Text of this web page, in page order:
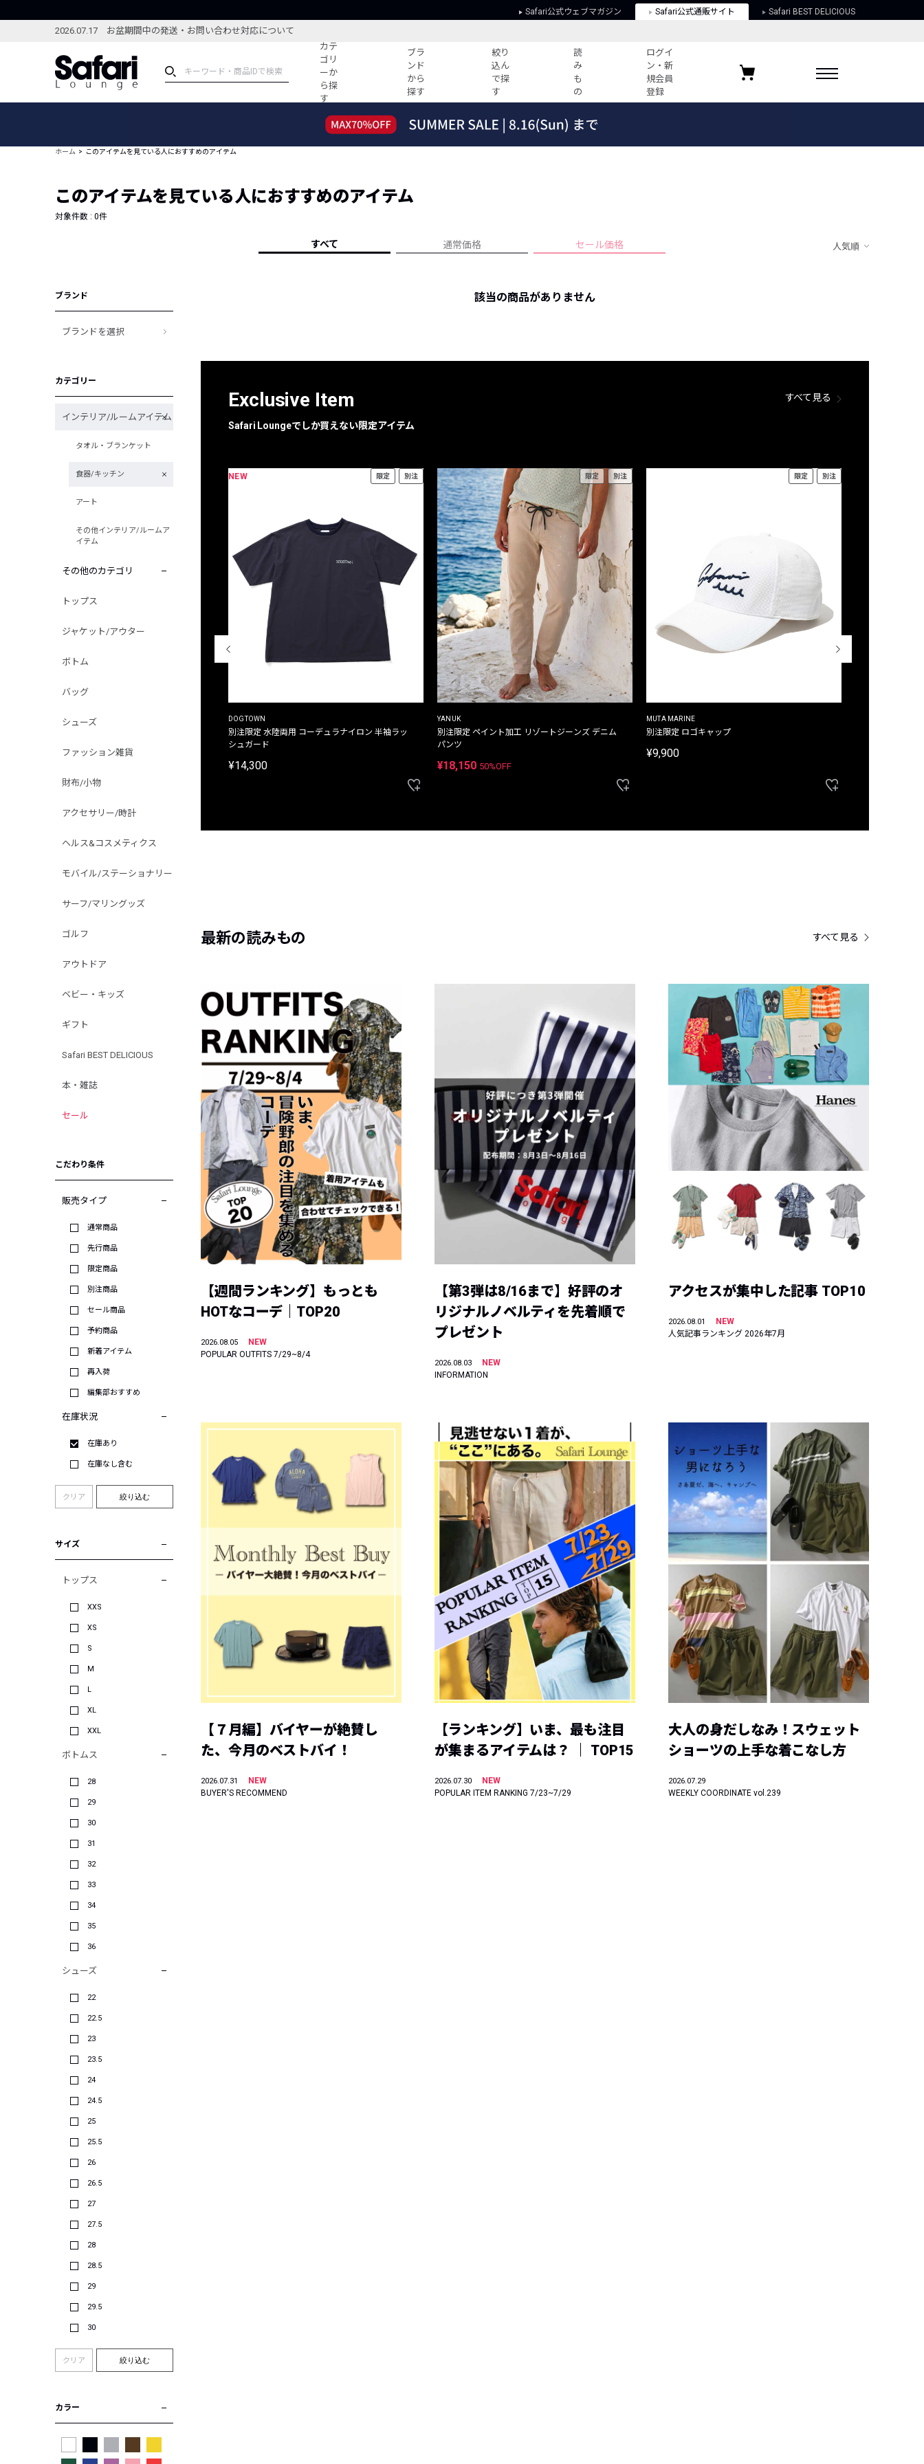
Safari公式ウェブマガジン Safari公式通販サイト Safari BEST DELICIOUS
2026.07.17 お盆期間中の発送・お問い合わせ対応について
カテ
ゴリ
ーか
ら探
す
ブラ
ンド
から
探す
絞り
込ん
で探
す
読
み
も
の
ログイ
ン・新
規会員
登録
ブランドから探す
新着アイテム
編集部のおすすめアイテム
特集記事
コーディネート
すべての記事
ーデ紹介
人気記事ランキング
フォーカスブランド
プライバシーポリシー
お気に入りブランド
ホーム このアイテムを見ている人におすすめのアイテム
このアイテムを見ている人におすすめのアイテム
対象件数 : 0件
すべて 通常価格 セール価格 人気順
ブランド
ブランドを選択
カテゴリー
インテリア/ルームアイテム
タオル・ブランケット
食器/キッチン
アート
その他インテリア/ルームア
イテム
その他のカテゴリ
トップス
ジャケット/アウター
ボトム
バッグ
シューズ
ファッション雑貨
財布/小物
アクセサリー/時計
ヘルス&コスメティクス
モバイル/ステーショナリー
サーフ/マリングッズ
ゴルフ
アウトドア
ベビー・キッズ
ギフト
Safari BEST DELICIOUS
本・雑誌
セール
こだわり条件
販売タイプ
通常商品
先行商品
限定商品
別注商品
セール商品
予約商品
新着アイテム
再入荷
編集部おすすめ
在庫状況
在庫あり
在庫なし含む
クリア 絞り込む
サイズ
トップス
XXS
XS
S
M
L
XL
XXL
ボトムス
28
29
30
31
32
33
34
35
36
シューズ
22
22.5
23
23.5
24
24.5
25
25.5
26
26.5
27
27.5
28
28.5
29
29.5
30
クリア 絞り込む
カラー
該当の商品がありません
Exclusive Item
Safari Loungeでしか買えない限定アイテム
すべて見る
THE DUFFER OF ST.GEORGE
NEW 限定 別注
DOGTOWN
別注限定 水陸両用 コーデュラナイロン 半袖ラッ
シュガード
¥14,300
限定 別注
YANUK
別注限定 ペイント加工 リゾートジーンズ デニム
パンツ
¥18,150 50%OFF
限定 別注
MUTA MARINE
別注限定 ロゴキャップ
¥9,900
最新の読みもの すべて見る
【週間ランキング】もっとも
HOTなコーデ｜TOP20
2026.08.05
NEW
POPULAR OUTFITS 7/29~8/4
【第3弾は8/16まで】好評のオ
リジナルノベルティを先着順で
プレゼント
2026.08.03
NEW
INFORMATION
アクセスが集中した記事 TOP10
2026.08.01
NEW
人気記事ランキング 2026年7月
【７月編】バイヤーが絶賛し
た、今月のベストバイ！
2026.07.31
NEW
BUYER'S RECOMMEND
【ランキング】いま、最も注目
が集まるアイテムは？ ｜ TOP15
2026.07.30
NEW
POPULAR ITEM RANKING 7/23~7/29
大人の身だしなみ！スウェット
ショーツの上手な着こなし方
2026.07.29
WEEKLY COORDINATE vol.239